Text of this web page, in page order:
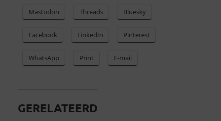
Mastodon Threads Bluesky
Facebook LinkedIn Pinterest
WhatsApp Print E-mail
GERELATEERD